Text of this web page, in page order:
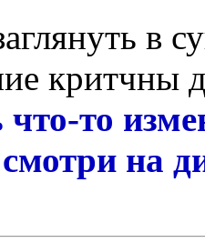
в
критчны
то
на